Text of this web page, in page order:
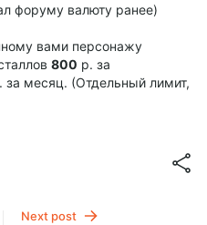
форуму валюту ранее)
вами персонажу
800 р. за
за месяц. (Отдельный лимит,
Next post